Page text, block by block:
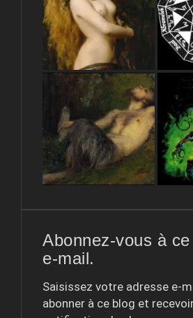
Abonnez-vous à
e-mail.
Saisissez votre adresse e-
abonner à ce blog et